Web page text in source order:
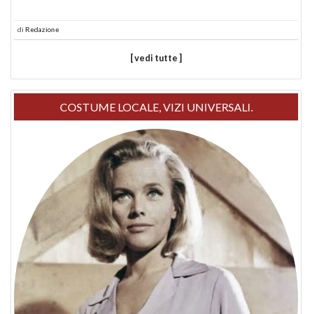
di Redazione
[ vedi tutte ]
COSTUME LOCALE, VIZI UNIVERSALI.